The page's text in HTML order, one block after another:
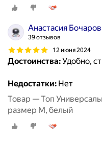
Анастасия
39 отзывов
12 июня 2024
Достоинства:Удобно,
Недостатки: Нет
Товар — Топ
размер M, белый